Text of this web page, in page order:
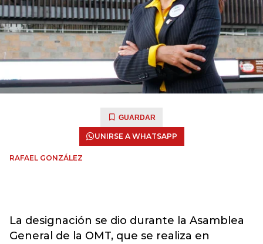
GUARDAR
UNIRSE A WHATSAPP
RAFAEL GONZÁLEZ
La designación se dio durante la Asamblea
General de la OMT, que se realiza en